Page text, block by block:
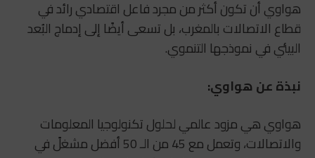
هواوي أن تكون أكثر من مجرد فاعل اقتصادي رائد في
قطاع الاتصالات بالمغرب، بل تسعى أيضًا إلى إدماج البُعد
البيئي في نموذجها التنموي.
نبذة عن هواوي:
هواوي هي مزود عالمي لحلول تكنولوجيا المعلومات
والاتصالات، وتعمل مع 45 من الـ 50 أفضل مشغلً في